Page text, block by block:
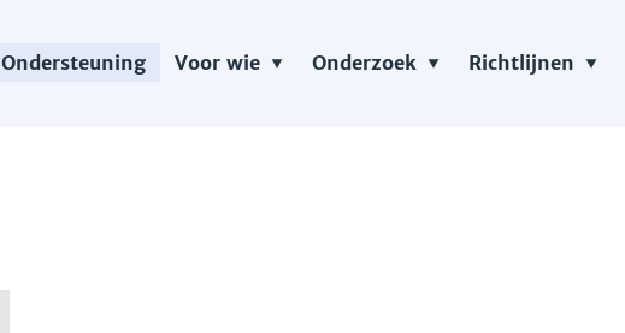
Ondersteuning Voor wie Onderzoek Richtlijnen